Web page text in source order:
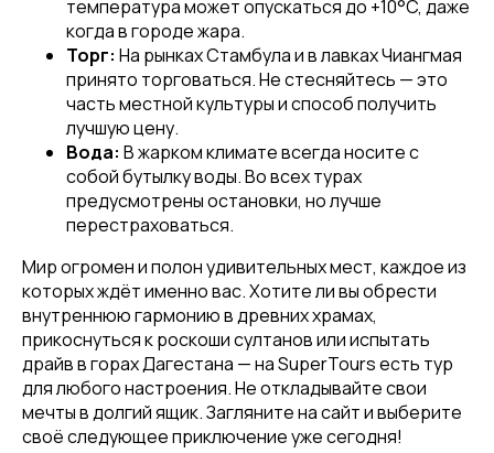
температура может опускаться до +10°C, даже
когда в городе жара.
Торг: На рынках Стамбула и в лавках Чиангмая
принято торговаться. Не стесняйтесь — это
часть местной культуры и способ получить
лучшую цену.
Вода: В жарком климате всегда носите с
собой бутылку воды. Во всех турах
предусмотрены остановки, но лучше
перестраховаться.
Мир огромен и полон удивительных мест, каждое из
которых ждёт именно вас. Хотите ли вы обрести
внутреннюю гармонию в древних храмах,
прикоснуться к роскоши султанов или испытать
драйв в горах Дагестана — на SuperTours есть тур
для любого настроения. Не откладывайте свои
мечты в долгий ящик. Загляните на сайт и выберите
своё следующее приключение уже сегодня!